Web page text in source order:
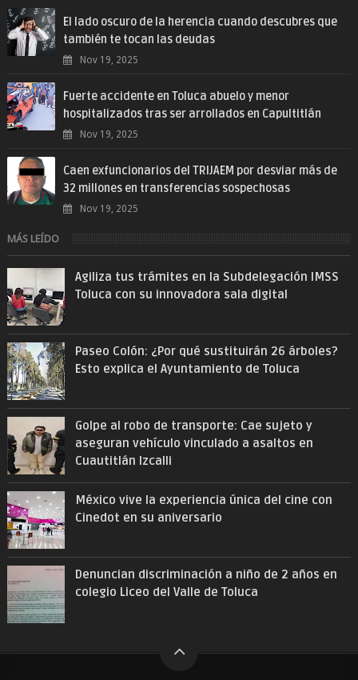
El lado oscuro de la herencia cuando descubres que
también te tocan las deudas
Nov 19, 2025
Fuerte accidente en Toluca abuelo y menor
hospitalizados tras ser arrollados en Capultitlán
Nov 19, 2025
Caen exfuncionarios del TRIJAEM por desviar más de
32 millones en transferencias sospechosas
Nov 19, 2025
MÁS LEÍDO
Agiliza tus trámites en la Subdelegación IMSS
Toluca con su innovadora sala digital
Paseo Colón: ¿Por qué sustituirán 26 árboles?
Esto explica el Ayuntamiento de Toluca
Golpe al robo de transporte: Cae sujeto y
aseguran vehículo vinculado a asaltos en
Cuautitlán Izcalli
México vive la experiencia única del cine con
Cinedot en su aniversario
Denuncian discriminación a niño de 2 años en
colegio Liceo del Valle de Toluca